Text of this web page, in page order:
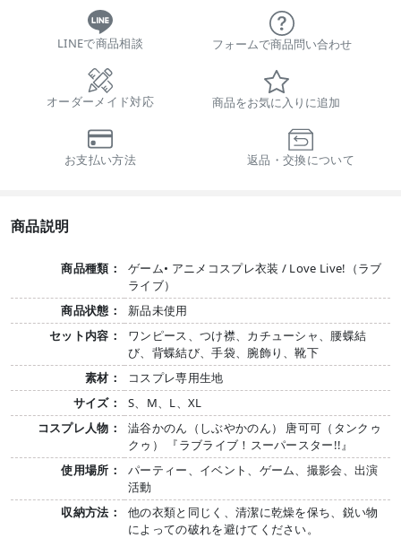
LINEで商品相談 フォームで商品問い合わせ
オーダーメイド対応 商品をお気に入りに追加
お支払い方法 返品・交換について
商品説明
商品種類：
ゲーム• アニメコスプレ衣装 / Love Live!（ラブ
ライブ）
商品状態：
新品未使用
セット内容：
ワンピース、つけ襟、カチューシャ、腰蝶結
び、背蝶結び、手袋、腕飾り、靴下
素材：
コスプレ専用生地
サイズ：
S、M、L、XL
コスプレ人物：
澁谷かのん（しぶやかのん） 唐可可（タンクゥ
クゥ） 『ラブライブ！スーパースター!!』
使用場所：
パーティー、イベント、ゲーム、撮影会、出演
活動
収納方法：
他の衣類と同じく、清潔に乾燥を保ち、鋭い物
によっての破れを避けてください。